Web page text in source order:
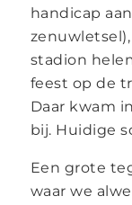
handicap
stadion
feest op de
Daar kwam
bij. Huidige
Een grote
waar we